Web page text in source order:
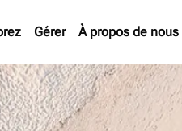
Gérer À propos de nous